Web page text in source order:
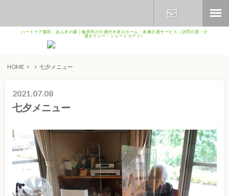
ハートケア飯田 あんきの森｜飯田市の介護付き老人ホーム・各種介護サービス（訪問介護・介
護タクシー・ショートステイ）
HOME 七夕メニュー
2021.07.08
七夕メニュー